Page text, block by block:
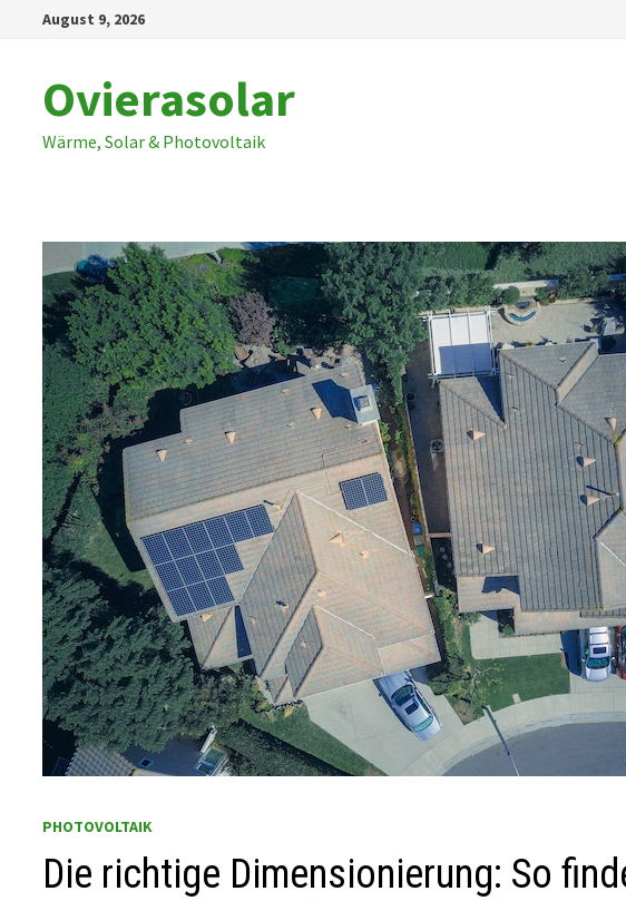
August 9, 2026
Ovierasolar
Wärme, Solar & Photovoltaik
PHOTOVOLTAIK
Die richtige Dimensionierung: So